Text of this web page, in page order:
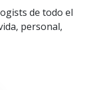
de todo el
personal,